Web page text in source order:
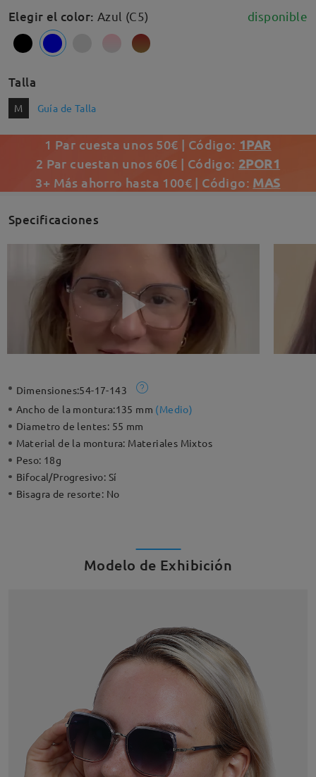
Elegir el color: Azul (C5) disponible
Talla
M Guía de Talla
1 Par cuesta unos 50€ | Código: 1PAR
2 Par cuestan unos 60€ | Código: 2POR1
3+ Más ahorro hasta 100€ | Código: MAS
Specificaciones
Dimensiones:54-17-143
Ancho de la montura:135 mm (Medio)
Diametro de lentes: 55 mm
Material de la montura: Materiales Mixtos
Peso: 18g
Bifocal/Progresivo: Sí
Bisagra de resorte: No
Modelo de Exhibición